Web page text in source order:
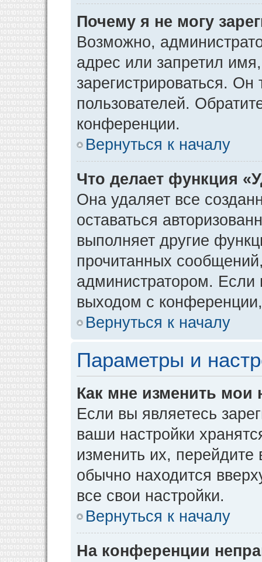
Почему я не могу
Возможно,
адрес или запретил
зарегистрироваться.
пользователей.
конференции.
Вернуться к началу
Что делает функция
Она удаляет все
оставаться
выполняет другие
прочитанных
администратором. Если
выходом с
Вернуться к началу
Параметры и
Как мне изменить мои
Если вы являетесь
ваши настройки
изменить их, перейдите
обычно находится
все свои настройки.
Вернуться к началу
На конференции